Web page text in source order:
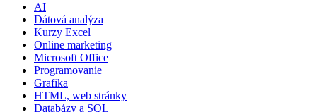
AI
Dátová analýza
Kurzy Excel
Online marketing
Microsoft Office
Programovanie
Grafika
HTML, web stránky
Databázy a SQL